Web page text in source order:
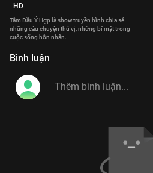
HD
Tâm Đầu Ý Hợp là show truyền hình chia sẻ
những câu chuyện thú vị, những bí mật trong
cuộc sống hôn nhân.
Bình luận